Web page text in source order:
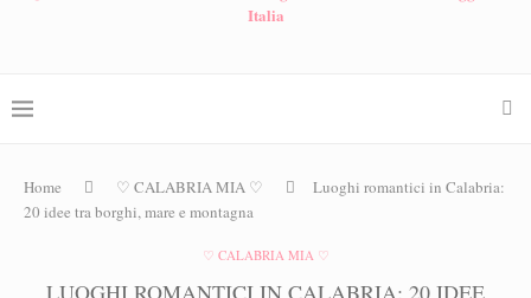
Italia
Home ♡ CALABRIA MIA ♡
Luoghi romantici in Calabria:
20 idee tra borghi, mare e montagna
♡ CALABRIA MIA ♡
LUOGHI ROMANTICI IN CALABRIA: 20 IDEE